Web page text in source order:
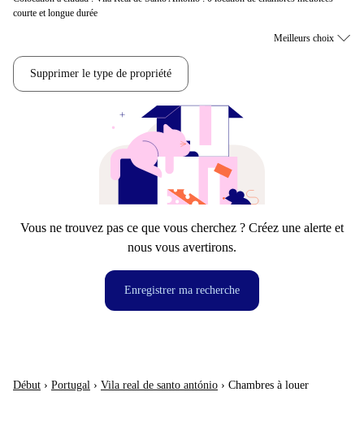
courte et longue durée
Supprimer le type de propriété
Vous ne trouvez pas ce que vous cherchez ? Créez une alerte et
nous vous avertirons.
Enregistrer ma recherche
Début › Portugal › Vila real de santo antónio › Chambres à louer